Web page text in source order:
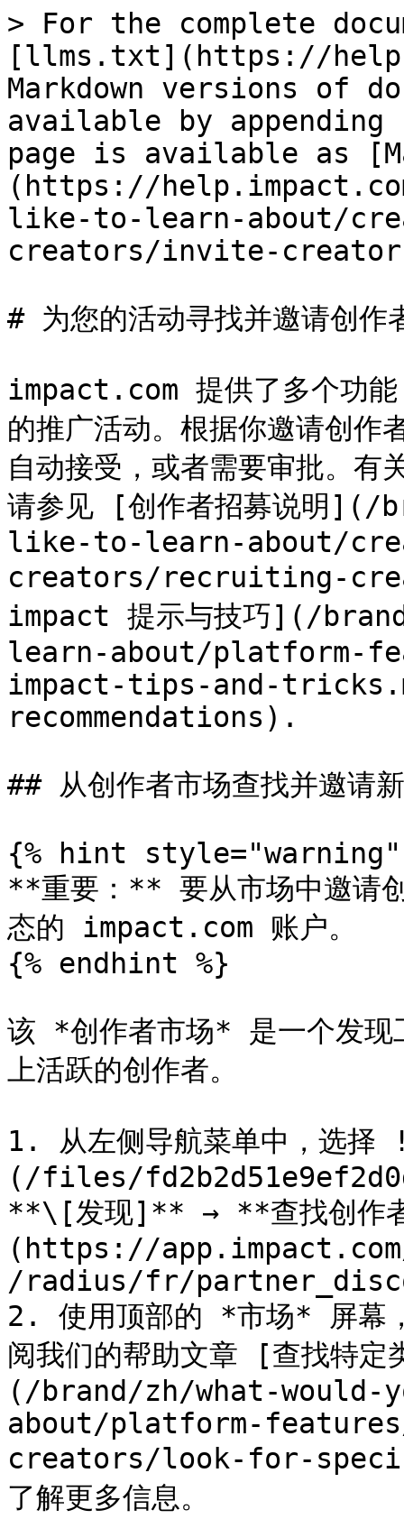
> For the complete
[llms.txt](https://
Markdown versions of
available by
page is available as
(https://
like-to-learn-about/
creators/invite-
# 为您的活动寻找并邀请创作
impact.com 提供了多个功能
的推广活动。根据你邀请创作
自动接受，或者需要审批。
请参见 [创作者招募说明
like-to-learn-about/
creators/recruiting-
impact 提示与技巧](/
learn-about/platform-
impact-tips-and-
recommendations).
## 从创作者市场查找并邀请
{% hint style="warning"
**重要：** 要从市场中邀请
态的 impact.com 账户。
{% endhint %}
该 *创作者市场* 是一个发现
上活跃的创作者。
1. 从左侧导航菜单中，选
(/files/
**\[发现]** → **查找创作
(https://
/radius/fr/
2. 使用顶部的 *市场* 屏幕
阅我们的帮助文章 [查找特定
(/brand/zh/what-
about/platform-
creators/look-for-
了解更多信息。